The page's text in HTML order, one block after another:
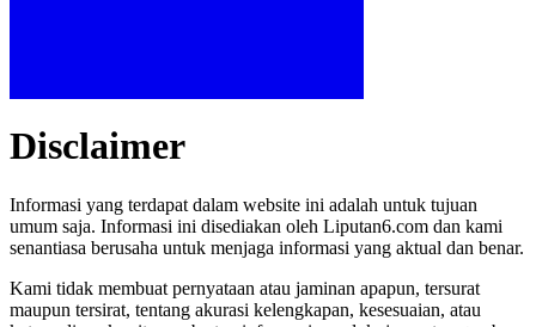
Disclaimer
Informasi yang terdapat dalam website ini adalah untuk tujuan
umum saja. Informasi ini disediakan oleh Liputan6.com dan kami
senantiasa berusaha untuk menjaga informasi yang aktual dan benar.
Kami tidak membuat pernyataan atau jaminan apapun, tersurat
maupun tersirat, tentang akurasi kelengkapan, kesesuaian, atau